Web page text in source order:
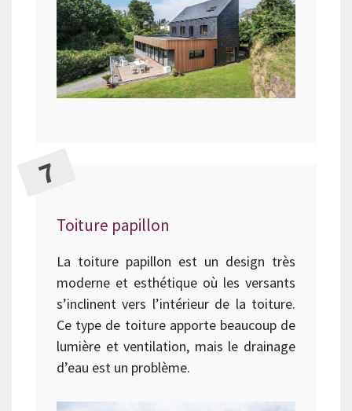
Toiture papillon
La toiture papillon est un design très
moderne et esthétique où les versants
s’inclinent vers l’intérieur de la toiture.
Ce type de toiture apporte beaucoup de
lumière et ventilation, mais le drainage
d’eau est un problème.